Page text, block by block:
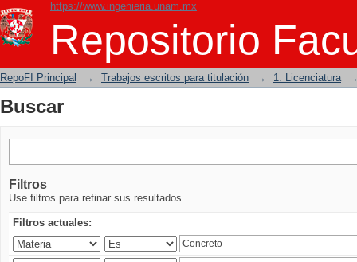
https://www.ingenieria.unam.mx
Repositorio
Buscar
RepoFI Principal → Trabajos escritos para titulación → 1. Licenciatura
Buscar
Filtros
Use filtros para refinar sus resultados.
Filtros actuales: